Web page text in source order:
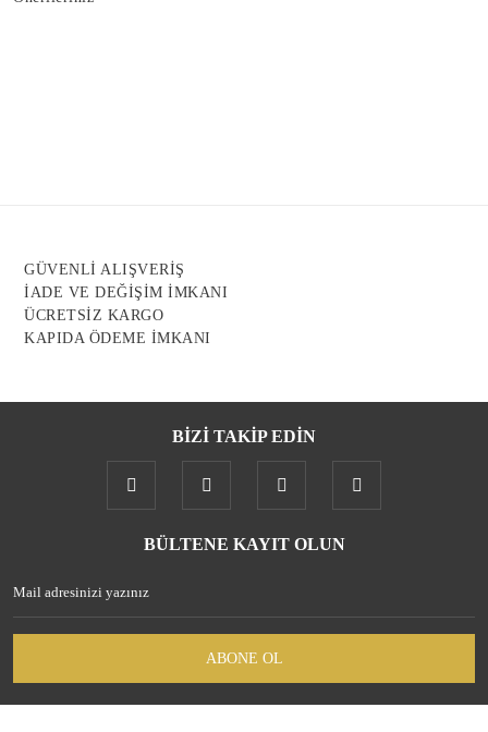
Bu ürüne benzer farklı alternatifler olmalı.
Gönder
GÜVENLİ ALIŞVERİŞ
İADE VE DEĞİŞİM İMKANI
ÜCRETSİZ KARGO
KAPIDA ÖDEME İMKANI
BİZİ TAKİP EDİN
BÜLTENE KAYIT OLUN
ABONE OL